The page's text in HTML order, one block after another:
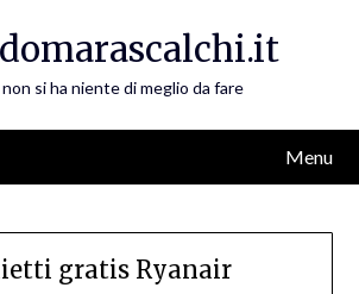
si ha niente di meglio da fare
Menu
gratis Ryanair